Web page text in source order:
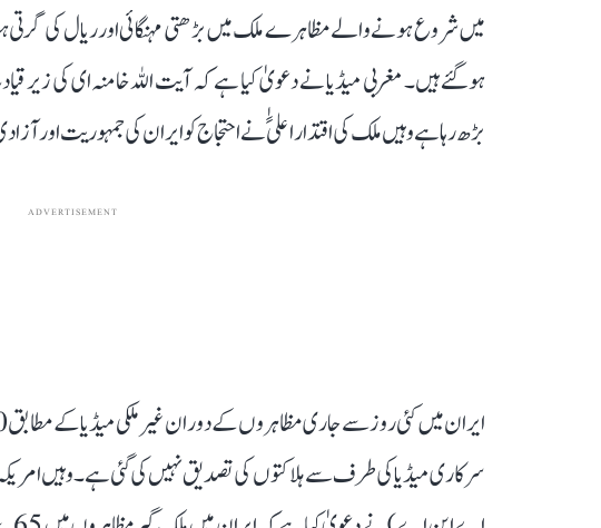
میں شروع ہونے والے مظاہرے ملک میں بڑھتی مہنگائی اور ریال کی
ہوگئے ہیں۔ مغربی میڈیا نے دعویٰ کیا ہے کہ آیت اللہ خامنہ ای کی
بڑھ رہا ہے وہیں ملک کی اقتداراعلیًٰ نے احتجاج کو ایران کی جمہوریت اور
ADVERTISEMENT
سرکاری میڈیا کی طرف سے ہلاکتوں کی تصدیق نہیں کی گئی ہے۔ وہیں